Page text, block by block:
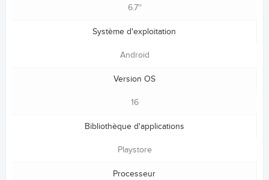
6.7''
Système d'exploitation
Android
Version OS
16
Bibliothèque d'applications
Playstore
Processeur